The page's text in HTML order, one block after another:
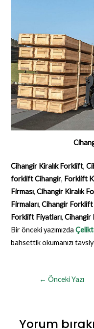
Cihangir Kiralık Forklift,
forklift Cihangir, Forklift
Firması,Cihangir Kiralık
Firmaları,Cihangir Forklift
Forklift Fiyatları,Cihangir
Bir önceki yazımızda
bahsettik okumanızı
← Önceki Yazı
Yorum